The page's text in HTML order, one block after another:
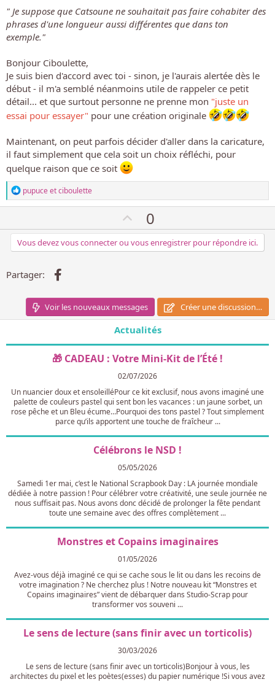
s
i
t
" Je suppose que Catsoune ne souhaitait pas faire cohabiter des
phrases d'une longueur aussi différentes que dans ton
exemple."
Bonjour Ciboulette,
Je suis bien d'accord avec toi - sinon, je l'aurais alertée dès le
début - il m'a semblé néanmoins utile de rappeler ce petit
détail... et que surtout personne ne prenne mon "juste un
essai pour essayer" pour une création originale
Maintenant, on peut parfois décider d'aller dans la caricature,
il faut simplement que cela soit un choix réfléchi, pour
quelque raison que ce soit
L
e
s
é
c
o
pupuceetciboulette
o
t
s
i
t
i
f
0
Vous devez vous connecter ou vous enregistrer pour répondre ici.
Partager:
Voir les nouveaux messages Créer une discussion…
Actualités
🎁 CADEAU : Votre Mini-Kit de l’Été !
02/07/2026
Un nuancier doux et ensoleilléPour ce kit exclusif, nous avons imaginé une
palette de couleurs pastel qui sent bon les vacances : un jaune sorbet, un
rose pêche et un Bleu écume…Pourquoi des tons pastel ? Tout simplement
parce qu’ils apportent une touche de fraîcheur ...
Célébrons le NSD !
05/05/2026
Samedi 1er mai, c’est le National Scrapbook Day : LA journée mondiale
dédiée à notre passion ! Pour célébrer votre créativité, une seule journée ne
nous suffisait pas. Nous avons donc décidé de prolonger la fête pendant
toute une semaine avec des offres complètement ...
Monstres et Copains imaginaires
01/05/2026
Avez-vous déjà imaginé ce qui se cache sous le lit ou dans les recoins de
votre imagination ? Ne cherchez plus ! Notre nouveau kit “Monstres et
Copains imaginaires” vient de débarquer dans Studio-Scrap pour
transformer vos souveni ...
Le sens de lecture (sans finir avec un torticolis)​​
30/03/2026
Le sens de lecture (sans finir avec un torticolis)​​ Bonjour à vous, les
architectes du pixel et les poètes(esses) du papier numérique !Si vous avez